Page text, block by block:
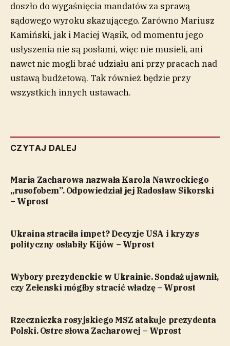
doszło do wygaśnięcia mandatów za sprawą
sądowego wyroku skazującego. Zarówno Mariusz
Kamiński, jak i Maciej Wąsik, od momentu jego
usłyszenia nie są posłami, więc nie musieli, ani
nawet nie mogli brać udziału ani przy pracach nad
ustawą budżetową. Tak również będzie przy
wszystkich innych ustawach.
CZYTAJ DALEJ
Maria Zacharowa nazwała Karola Nawrockiego
„rusofobem”. Odpowiedział jej Radosław Sikorski
– Wprost
Ukraina straciła impet? Decyzje USA i kryzys
polityczny osłabiły Kijów – Wprost
Wybory prezydenckie w Ukrainie. Sondaż ujawnił,
czy Zełenski mógłby stracić władzę – Wprost
Rzeczniczka rosyjskiego MSZ atakuje prezydenta
Polski. Ostre słowa Zacharowej – Wprost